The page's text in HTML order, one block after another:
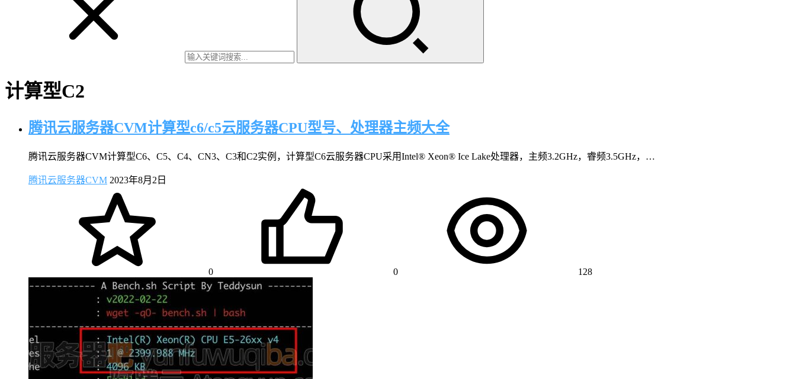
计算型C2
腾讯云服务器CVM计算型c6/c5云服务器CPU型号、处理器主频大全
腾讯云服务器CVM计算型C6、C5、C4、CN3、C3和C2实例，计算型C6云服务器CPU采用Intel® Xeon® Ice Lake处理器，主频3.2GHz，睿频3.5GHz，…
腾讯云服务器CVM 2023年8月2日
0 0 128